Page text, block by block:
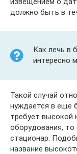
должно быть в
Как лечь в
интересно
Такой случай
нуждается в еще
требует высокой
оборудования, то
стационар.
название